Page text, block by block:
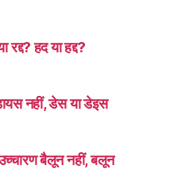
हद या हद्द?
नहीं, डेस या डेइस
बैलून नहीं, बलून